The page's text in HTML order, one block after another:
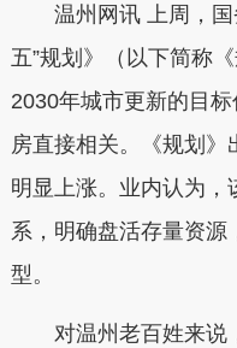
温州网讯 上周，国
五”规划》（以下简称
2030年城市更新的目
房直接相关。《规划
明显上涨。业内认为
系，明确盘活存量资
型。
对温州老百姓来说